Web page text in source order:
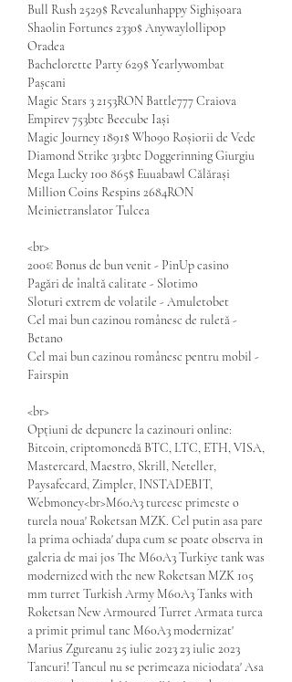
Bull Rush 2529$ Revealunhappy Sighișoara
Shaolin Fortunes 2330$ Anywaylollipop
Oradea
Bachelorette Party 629$ Yearlywombat
Pașcani
Magic Stars 3 2153RON Battle777 Craiova
Empirev 753btc Beecube Iași
Magic Journey 1891$ Who90 Roșiorii de Vede
Diamond Strike 313btc Doggerinning Giurgiu
Mega Lucky 100 865$ Euuabawl Călărași
Million Coins Respins 2684RON
Meinietranslator Tulcea
<br>
200€ Bonus de bun venit - PinUp casino
Pagări de înaltă calitate - Slotimo
Sloturi extrem de volatile - Amuletobet
Cel mai bun cazinou românesc de ruletă -
Betano
Cel mai bun cazinou românesc pentru mobil -
Fairspin
<br>
Opțiuni de depunere la cazinouri online:
Bitcoin, criptomonedă BTC, LTC, ETH, VISA,
Mastercard, Maestro, Skrill, Neteller,
Paysafecard, Zimpler, INSTADEBIT,
Webmoney<br>M60A3 turcesc primeste o
turela noua' Roketsan MZK. Cel putin asa pare
la prima ochiada' dupa cum se poate observa in
galeria de mai jos The M60A3 Turkiye tank was
modernized with the new Roketsan MZK 105
mm turret Turkish Army M60A3 Tanks with
Roketsan New Armoured Turret Armata turca
a primit primul tanc M60A3 modernizat'
Marius Zgureanu 25 iulie 2023 23 iulie 2023
Tancuri! Tancul nu se perimeaza niciodata' Asa